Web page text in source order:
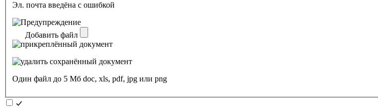
Эл. почта введёна с ошибкой
Добавить файл
Один файл до 5 Мб doc, xls, pdf, jpg или png